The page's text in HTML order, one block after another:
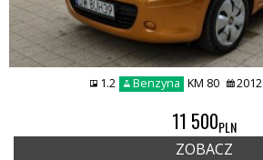
1.2 Benzyna KM 80 2012
11 500PLN
ZOBACZ